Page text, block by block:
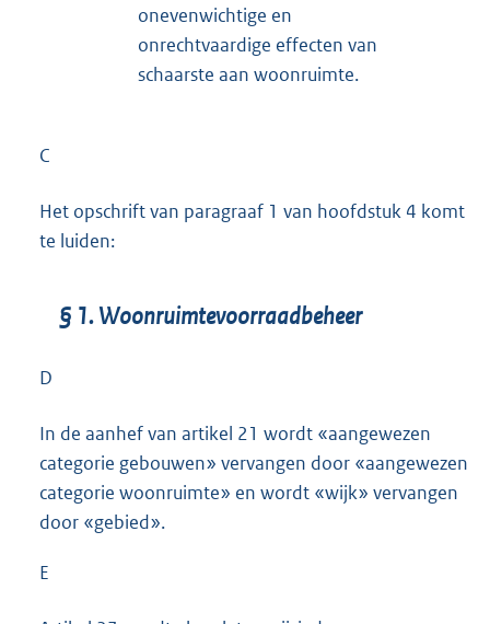
onevenwichtige en
onrechtvaardige effecten van
schaarste aan woonruimte.
C
Het opschrift van paragraaf 1 van hoofdstuk 4 komt
te luiden:
§ 1. Woonruimtevoorraadbeheer
D
In de aanhef van artikel 21 wordt «aangewezen
categorie gebouwen» vervangen door «aangewezen
categorie woonruimte» en wordt «wijk» vervangen
door «gebied».
E